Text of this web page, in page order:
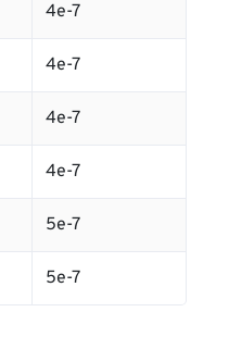
4e-7
4e-7
4e-7
4e-7
5e-7
5e-7